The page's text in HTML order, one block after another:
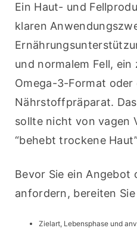
Ein Haut- und
klaren
und normalem Fell,
Omega-3-Format oder
Nährstoffpräparat.
sollte nicht von vagen
“behebt trockene
Bevor Sie ein Angebot
anfordern, bereiten
Zielart, Lebensphase und